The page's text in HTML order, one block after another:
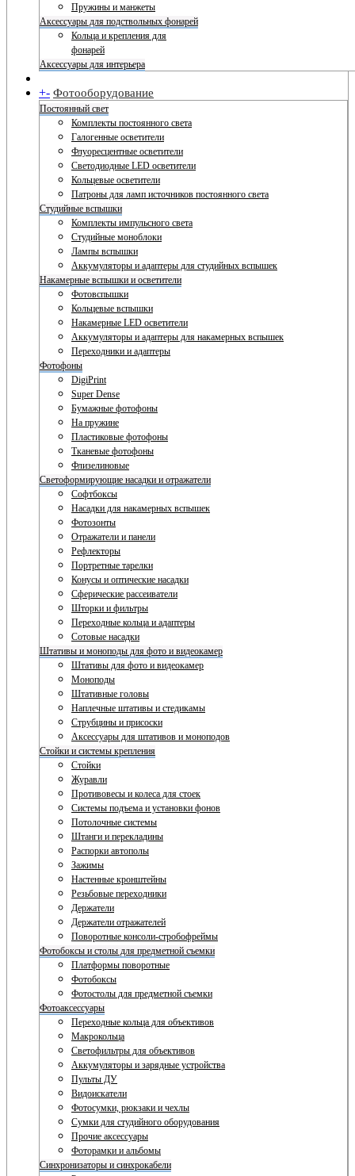
Пружины и манжеты
Аксессуары для подствольных фонарей
Кольца и крепления для
фонарей
Аксессуары для интерьера
+- Фотооборудование
Постоянный свет
Комплекты постоянного света
Галогенные осветители
Флуоресцентные осветители
Светодиодные LED осветители
Кольцевые осветители
Патроны для ламп источников постоянного света
Студийные вспышки
Комплекты импульсного света
Студийные моноблоки
Лампы вспышки
Аккумуляторы и адаптеры для студийных вспышек
Накамерные вспышки и осветители
Фотовспышки
Кольцевые вспышки
Накамерные LED осветители
Аккумуляторы и адаптеры для накамерных вспышек
Переходники и адаптеры
Фотофоны
DigiPrint
Super Dense
Бумажные фотофоны
На пружине
Пластиковые фотофоны
Тканевые фотофоны
Флизелиновые
Светоформирующие насадки и отражатели
Софтбоксы
Насадки для накамерных вспышек
Фотозонты
Отражатели и панели
Рефлекторы
Портретные тарелки
Конусы и оптические насадки
Сферические рассеиватели
Шторки и фильтры
Переходные кольца и адаптеры
Сотовые насадки
Штативы и моноподы для фото и видеокамер
Штативы для фото и видеокамер
Моноподы
Штативные головы
Наплечные штативы и стедикамы
Струбцины и присоски
Аксессуары для штативов и моноподов
Стойки и системы крепления
Стойки
Журавли
Противовесы и колеса для стоек
Системы подъема и установки фонов
Потолочные системы
Штанги и перекладины
Распорки автополы
Зажимы
Настенные кронштейны
Резьбовые переходники
Держатели
Держатели отражателей
Поворотные консоли-стробофреймы
Фотобоксы и столы для предметной съемки
Платформы поворотные
Фотобоксы
Фотостолы для предметной съемки
Фотоаксессуары
Переходные кольца для объективов
Макрокольца
Светофильтры для объективов
Аккумуляторы и зарядные устройства
Пульты ДУ
Видоискатели
Фотосумки, рюкзаки и чехлы
Сумки для студийного оборудования
Прочие аксессуары
Фоторамки и альбомы
Синхронизаторы и синхрокабели